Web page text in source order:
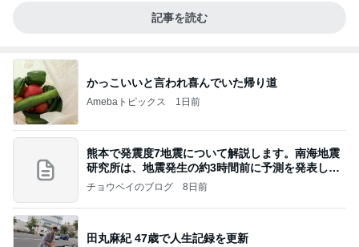
記事を読む
かっこいいと言われ喜んでいた帰り道
Amebaトピックス 1日前
熊本で発震度7地震について解説します。南海地震
研究所は、地震発生の約3時間前に予測を発表しま
した
チョウベイのブログ 8日前
田丸麻紀 47歳で人生記録を更新